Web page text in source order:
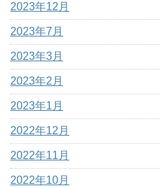
2023年12月
2023年7月
2023年3月
2023年2月
2023年1月
2022年12月
2022年11月
2022年10月